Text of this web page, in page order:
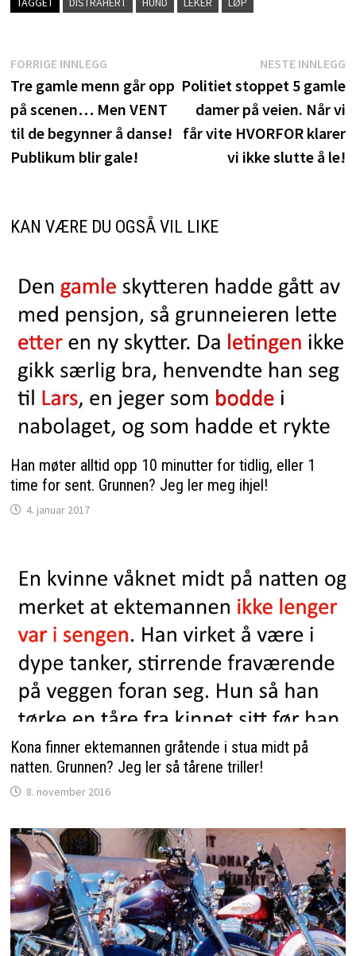
Innleggsnavigasjon
FORRIGE INNLEGGForrige
innlegg:
Tre gamle menn går opp
på scenen… Men VENT
til de begynner å danse!
Publikum blir gale!
NESTE INNLEGG
Politiet stoppet 5 gamle
damer på veien. Når vi
får vite HVORFOR klarer
vi ikke slutte å le!
KAN VÆRE DU OGSÅ VIL LIKE
Han møter alltid opp 10 minutter for tidlig, eller 1
time for sent. Grunnen? Jeg ler meg ihjel!
4. januar 2017
Kona finner ektemannen gråtende i stua midt på
natten. Grunnen? Jeg ler så tårene triller!
8. november 2016